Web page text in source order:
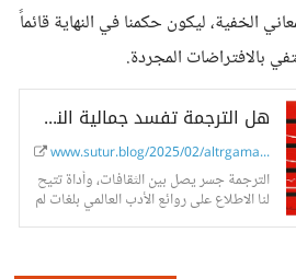
الخفية، ليكون حكمنا في النهاية قائماً
بالافتراضات المجردة.
هل الترجمة تفسد جمالية النصوص الأدبية؟. تحقيق استقصائي.
www.sutur.blog/2025/02/altrgama...
الترجمة جسر يصل بين الثقافات، وأداة تتيح
لنا الاطلاع على روائع الأدب العالمي بلغات لم
نولد ونحن نتحدثها.